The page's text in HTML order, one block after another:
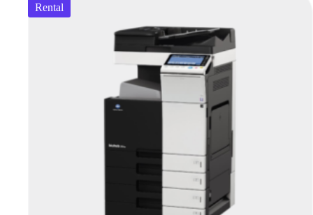
Rental